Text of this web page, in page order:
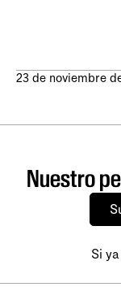
23 de noviembre
Nuestro
Si